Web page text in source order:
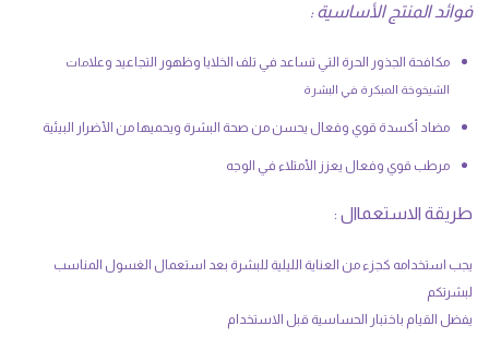
فوائد المنتج الأساسية :
مكافحة الجذور الحرة التي تساعد في تلف الخلايا وظهور التجاعيد وعلامات
الشيخوخة المبكرة في البشرة
مضاد أكسدة قوي وفعال يحسن من صحة البشرة ويحميها من الأضرار البيئية
مرطب قوي وفعال يعزز الأمتلاء في الوجه
طريقة الاستعماال :
يجب استخدامه كجزء من العناية الليلية للبشرة بعد استعمال الغسول المناسب
لبشرتكم
يفضل القيام باختبار الحساسية قبل الاستخدام